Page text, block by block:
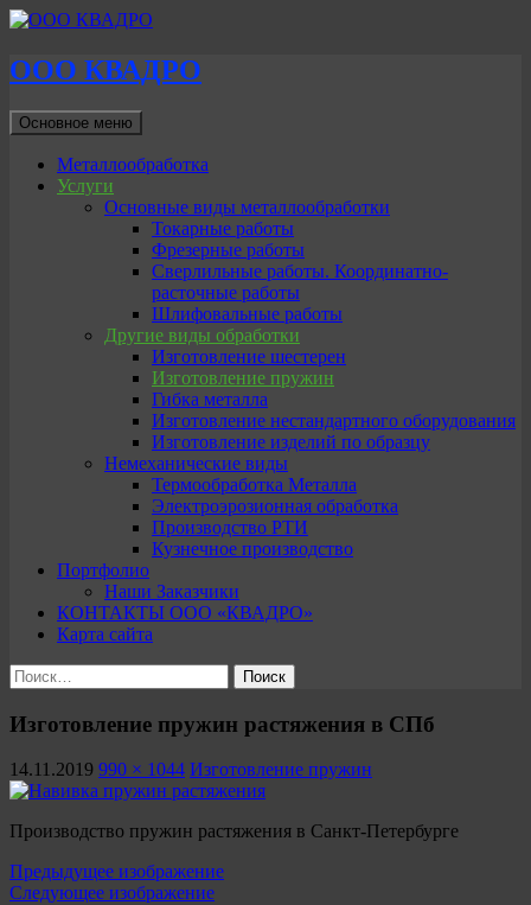
ООО КВАДРО
Поиск
Основное меню
к
содержимому
Металлообработка
Услуги
Основные виды металлообработки
Токарные работы
Фрезерные работы
Сверлильные работы. Координатно-
расточные работы
Шлифовальные работы
Другие виды обработки
Изготовление шестерен
Изготовление пружин
Гибка металла
Изготовление нестандартного оборудования
Изготовление изделий по образцу
Немеханические виды
Термообработка Металла
Электроэрозионная обработка
Производство РТИ
Кузнечное производство
Портфолио
Наши Заказчики
КОНТАКТЫ ООО «КВАДРО»
Карта сайта
Найти:
Изготовление пружин растяжения в СПб
14.11.2019 990 × 1044 Изготовление пружин
Производство пружин растяжения в Санкт-Петербурге
Предыдущее изображение
Следующее изображение